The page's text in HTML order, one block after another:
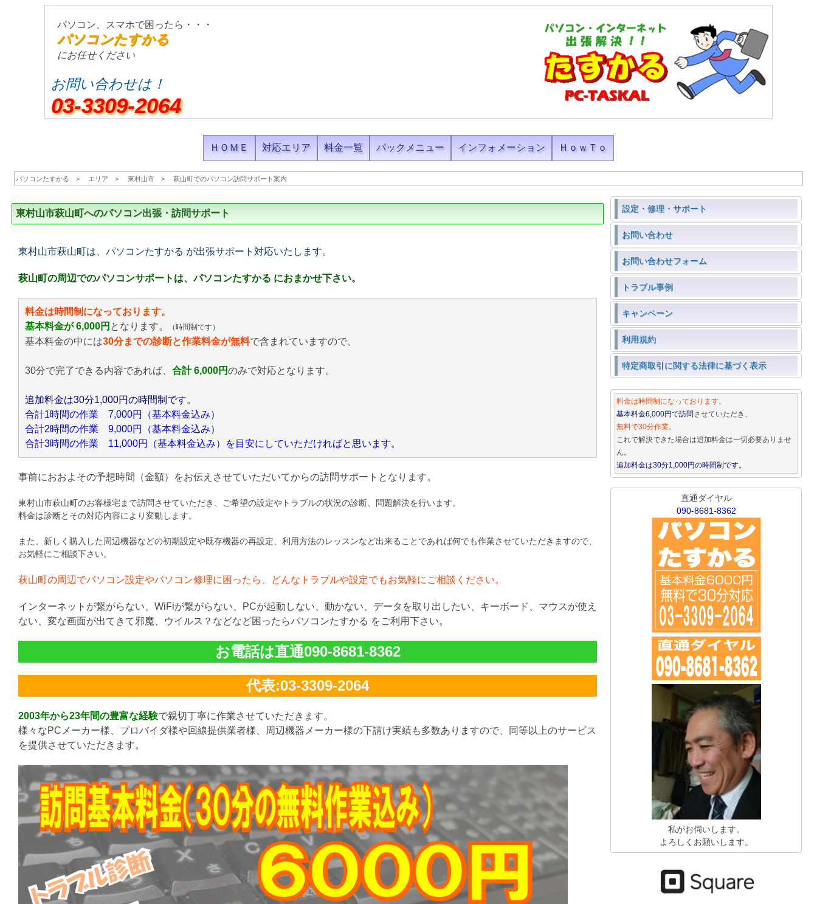
パソコン、スマホで困ったら・・・
パソコンたすかる
にお任せください
お問い合わせは！
03-3309-2064
ＨＯＭＥ 対応エリア 料金一覧 パックメニュー インフォメーション ＨｏｗＴｏ
パソコンたすかる エリア 東村山市 萩山町でのパソコン訪問サポート案内
東村山市萩山町へのパソコン出張・訪問サポート
東村山市萩山町は、パソコンたすかる が出張サポート対応いたします。
萩山町の周辺でのパソコンサポートは、パソコンたすかる におまかせ下さい。
料金は時間制になっております。
基本料金が 6,000円 となります。 （時間制です）
基本料金の中には30分までの診断と作業料金が無料で含まれていますので、
30分で完了できる内容であれば、 合計 6,000円のみで対応となります。
追加料金は30分1,000円の時間制です。
合計1時間の作業 7,000円（基本料金込み）
合計2時間の作業 9,000円（基本料金込み）
合計3時間の作業 11,000円（基本料金込み）を目安にしていただければと思います。
事前におおよその予想時間（金額）をお伝えさせていただいてからの訪問サポートとなります。
東村山市萩山町のお客様宅まで訪問させていただき、ご希望の設定やトラブルの状況の診断、問題解決を行います。
料金は診断とその対応内容により変動します。
また、新しく購入した周辺機器などの初期設定や既存機器の再設定、利用方法のレッスンなど出来ることであれば何でも作業させていただきますので、
お気軽にご相談下さい。
萩山町の周辺でパソコン設定やパソコン修理に困ったら、どんなトラブルや設定でもお気軽にご相談ください。
インターネットが繋がらない、WiFiが繋がらない、PCが起動しない、動かない、データを取り出したい、キーボード、マウスが使え
ない、変な画面が出てきて邪魔、ウイルス？などなど困ったらパソコンたすかる をご利用下さい。
お電話は直通090-8681-8362
代表:03-3309-2064
2003年から23年間の豊富な経験で親切丁寧に作業させていただきます。
様々なPCメーカー様、プロバイダ様や回線提供業者様、周辺機器メーカー様の下請け実績も多数ありますので、同等以上のサービス
を提供させていただきます。
設定・修理・サポート
お問い合わせ
お問い合わせフォーム
トラブル事例
キャンペーン
利用規約
特定商取引に関する法律に基づく表示
料金は時間制になっております。
基本料金6,000円で訪問させていただき、
無料で30分作業。
これで解決できた場合は追加料金は一切必要ありませ
ん。
追加料金は30分1,000円の時間制です。
直通ダイヤル
090-8681-8362
私がお伺いします。
よろしくお願いします。